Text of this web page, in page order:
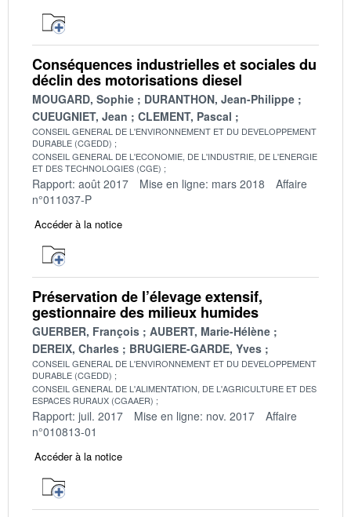
Conséquences industrielles et sociales du
déclin des motorisations diesel
MOUGARD, Sophie
DURANTHON, Jean-Philippe
CUEUGNIET, Jean
CLEMENT, Pascal
CONSEIL GENERAL DE L'ENVIRONNEMENT ET DU DEVELOPPEMENT
DURABLE (CGEDD)
CONSEIL GENERAL DE L'ECONOMIE, DE L'INDUSTRIE, DE L'ENERGIE
ET DES TECHNOLOGIES (CGE)
Rapport: août 2017 Mise en ligne: mars 2018
Affaire
n°011037-P
Accéder à la notice
Préservation de l’élevage extensif,
gestionnaire des milieux humides
GUERBER, François
AUBERT, Marie-Hélène
DEREIX, Charles
BRUGIERE-GARDE, Yves
CONSEIL GENERAL DE L'ENVIRONNEMENT ET DU DEVELOPPEMENT
DURABLE (CGEDD)
CONSEIL GENERAL DE L'ALIMENTATION, DE L'AGRICULTURE ET DES
ESPACES RURAUX (CGAAER)
Rapport: juil. 2017 Mise en ligne: nov. 2017
Affaire
n°010813-01
Accéder à la notice